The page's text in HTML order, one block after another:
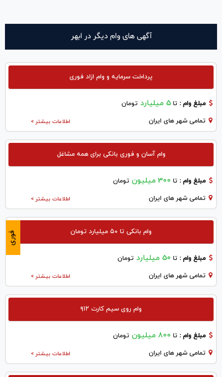
آگهی های وام دیگر در ابهر
پرداخت سرمایه و وام ازاد فوری
مبلغ وام : تا 5 میلیارد تومان
اطلاعات بیشتر > تمامی شهر های ایران
وام آسان و فوری بانکی برای همه مشاغل
مبلغ وام : تا 300 میلیون تومان
اطلاعات بیشتر > تمامی شهر های ایران
فوری وام بانکی تا ۵۰ میلیارد تومان
مبلغ وام : تا 50 میلیارد تومان
اطلاعات بیشتر > تمامی شهر های ایران
وام روی سیم کارت ۹۱۲
مبلغ وام : تا 800 میلیون تومان
اطلاعات بیشتر > تمامی شهر های ایران